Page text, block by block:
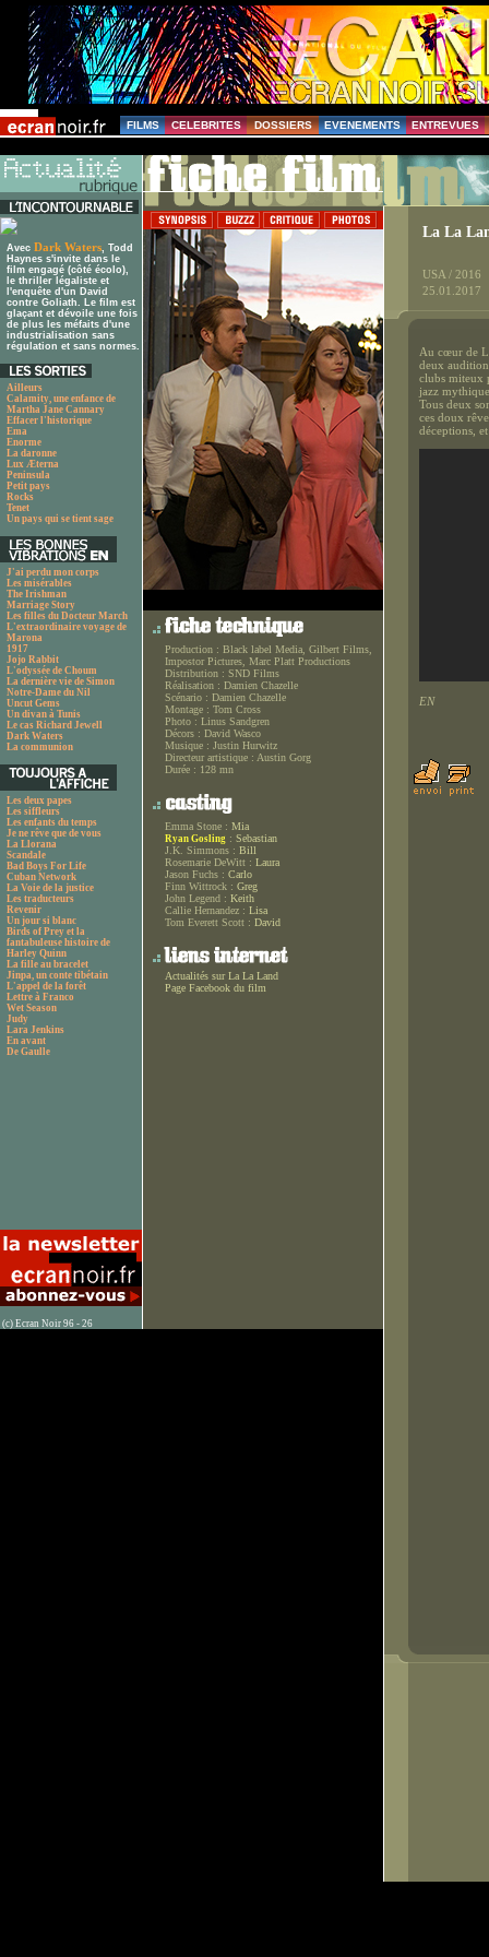
FILMS CELEBRITES DOSSIERS EVENEMENTS ENTREVUES
Avec Dark Waters, Todd
Haynes s'invite dans le
film engagé (côté écolo),
le thriller légaliste et
l'enquête d'un David
contre Goliath. Le film est
glaçant et dévoile une fois
de plus les méfaits d'une
industrialisation sans
régulation et sans normes.
Ailleurs
Calamity, une enfance de
Martha Jane Cannary
Effacer l'historique
Ema
Enorme
La daronne
Lux Æterna
Peninsula
Petit pays
Rocks
Tenet
Un pays qui se tient sage
J'ai perdu mon corps
Les misérables
The Irishman
Marriage Story
Les filles du Docteur March
L'extraordinaire voyage de
Marona
1917
Jojo Rabbit
L'odyssée de Choum
La dernière vie de Simon
Notre-Dame du Nil
Uncut Gems
Un divan à Tunis
Le cas Richard Jewell
Dark Waters
La communion
Les deux papes
Les siffleurs
Les enfants du temps
Je ne rêve que de vous
La Llorana
Scandale
Bad Boys For Life
Cuban Network
La Voie de la justice
Les traducteurs
Revenir
Un jour si blanc
Birds of Prey et la
fantabuleuse histoire de
Harley Quinn
La fille au bracelet
Jinpa, un conte tibétain
L'appel de la forêt
Lettre à Franco
Wet Season
Judy
Lara Jenkins
En avant
De Gaulle
(c) Ecran Noir 96 - 26
Production : Black label Media, Gilbert Films,
Impostor Pictures, Marc Platt Productions
Distribution : SND Films
Réalisation : Damien Chazelle
Scénario : Damien Chazelle
Montage : Tom Cross
Photo : Linus Sandgren
Décors : David Wasco
Musique : Justin Hurwitz
Directeur artistique : Austin Gorg
Durée : 128 mn
Emma Stone : Mia
Ryan Gosling : Sebastian
J.K. Simmons : Bill
Rosemarie DeWitt : Laura
Jason Fuchs : Carlo
Finn Wittrock : Greg
John Legend : Keith
Callie Hernandez : Lisa
Tom Everett Scott : David
Actualités sur La La Land
Page Facebook du film
La La
USA / 2016
25.01.2017
Au cœur de
deux
clubs miteux
jazz
Tous deux
ces doux
déceptions,
EN